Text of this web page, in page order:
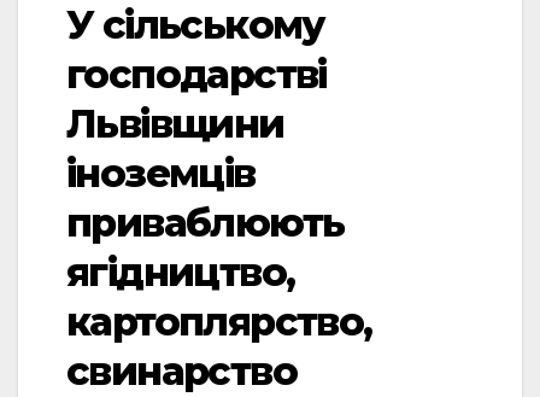
У сільському
господарстві
Львівщини
іноземців
приваблюють
ягідництво,
картоплярство,
свинарство